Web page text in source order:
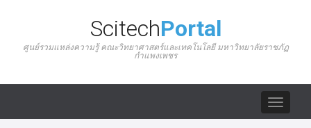
ScitechPortal
ศูนย์รวมแหล่งความรู้ คณะวิทยาศาสตร์และเทคโนโลยี มหาวิทยาลัยราชภัฏ
กำแพงเพชร
Toggle